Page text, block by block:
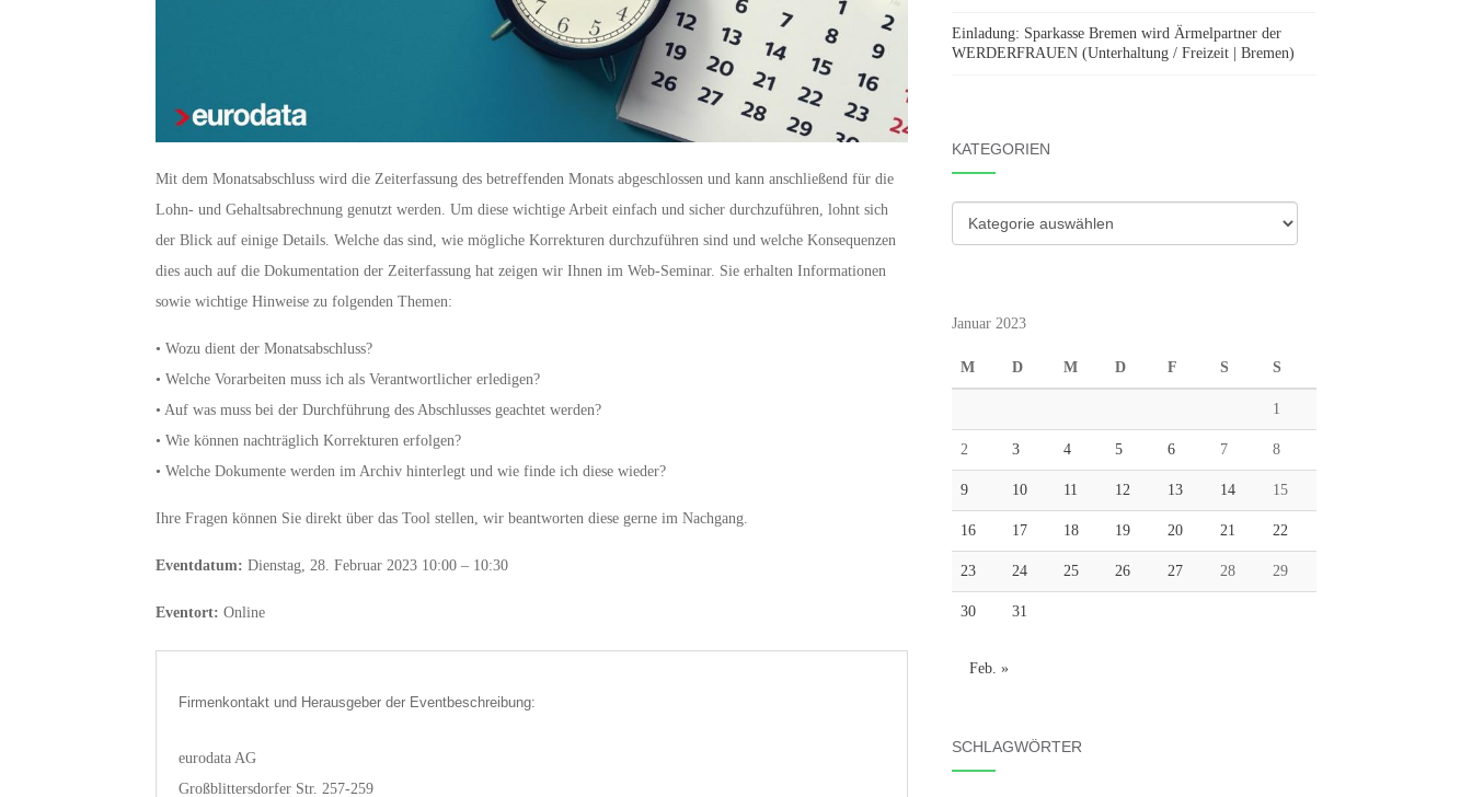
Mit dem Monatsabschluss wird die Zeiterfassung des betreffenden Monats abgeschlossen und kann anschließend für die
Lohn- und Gehaltsabrechnung genutzt werden. Um diese wichtige Arbeit einfach und sicher durchzuführen, lohnt sich
der Blick auf einige Details. Welche das sind, wie mögliche Korrekturen durchzuführen sind und welche Konsequenzen
dies auch auf die Dokumentation der Zeiterfassung hat zeigen wir Ihnen im Web-Seminar. Sie erhalten Informationen
sowie wichtige Hinweise zu folgenden Themen:
• Wozu dient der Monatsabschluss?
• Welche Vorarbeiten muss ich als Verantwortlicher erledigen?
• Auf was muss bei der Durchführung des Abschlusses geachtet werden?
• Wie können nachträglich Korrekturen erfolgen?
• Welche Dokumente werden im Archiv hinterlegt und wie finde ich diese wieder?
Ihre Fragen können Sie direkt über das Tool stellen, wir beantworten diese gerne im Nachgang.
Eventdatum: Dienstag, 28. Februar 2023 10:00 – 10:30
Eventort: Online
Firmenkontakt und Herausgeber der Eventbeschreibung:
eurodata AG
Großblittersdorfer Str. 257-259
Einladung: Sparkasse Bremen wird Ärmelpartner der
WERDERFRAUEN (Unterhaltung / Freizeit | Bremen)
KATEGORIEN
Kategorien
Januar 2023
M D M D F S S
1
2 3 4 5 6 7 8
9 10 11 12 13 14 15
16 17 18 19 20 21 22
23 24 25 26 27 28 29
30 31
Feb. »
SCHLAGWÖRTER